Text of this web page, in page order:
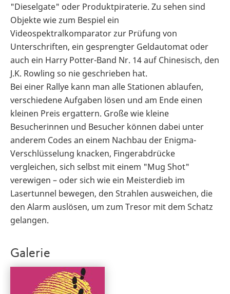
"Dieselgate" oder Produktpiraterie. Zu sehen sind
Objekte wie zum Bespiel ein
Videospektralkomparator zur Prüfung von
Unterschriften, ein gesprengter Geldautomat oder
auch ein Harry Potter-Band Nr. 14 auf Chinesisch, den
J.K. Rowling so nie geschrieben hat.
Bei einer Rallye kann man alle Stationen ablaufen,
verschiedene Aufgaben lösen und am Ende einen
kleinen Preis ergattern. Große wie kleine
Besucherinnen und Besucher können dabei unter
anderem Codes an einem Nachbau der Enigma-
Verschlüsselung knacken, Fingerabdrücke
vergleichen, sich selbst mit einem "Mug Shot"
verewigen – oder sich wie ein Meisterdieb im
Lasertunnel bewegen, den Strahlen ausweichen, die
den Alarm auslösen, um zum Tresor mit dem Schatz
gelangen.
Galerie